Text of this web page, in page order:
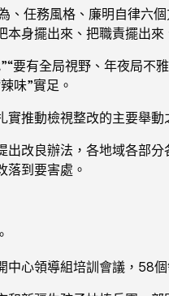
、任務風格、廉明自律六
身擺出來、把職責擺出
要有全局視野、年夜局
味”實足。
推動檢視整改的主要舉動
改良辦法，各地域各部
落到要害處。
心領導組培訓會議，58